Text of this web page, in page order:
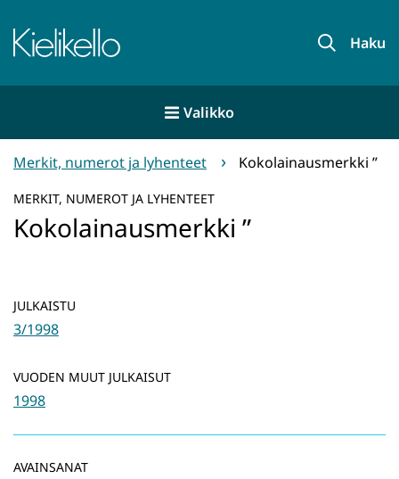
sisältöön
Etusivu Haku
Valikko
Merkit, numerot ja lyhenteet Kokolainausmerkki ”
MERKIT, NUMEROT JA LYHENTEET
Kokolainausmerkki ”
JULKAISTU
3/1998
VUODEN MUUT JULKAISUT
1998
AVAINSANAT